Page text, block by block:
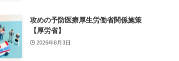
攻めの予防医療厚生労働省関係施策
【厚労省】
2026年8月3日